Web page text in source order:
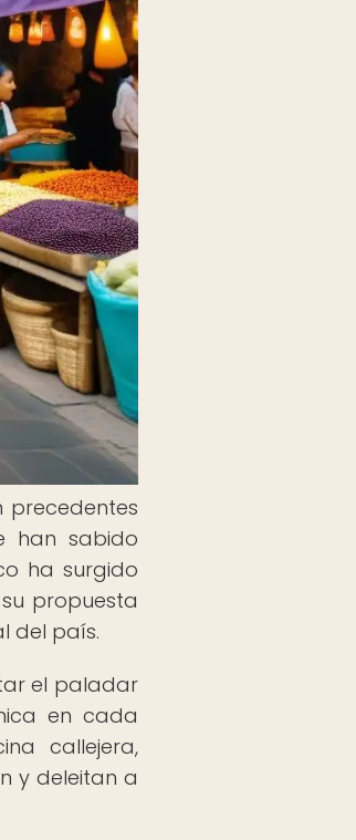
precedentes
han sabido
ha surgido
propuesta
del país.
el paladar
en cada
callejera,
y deleitan a